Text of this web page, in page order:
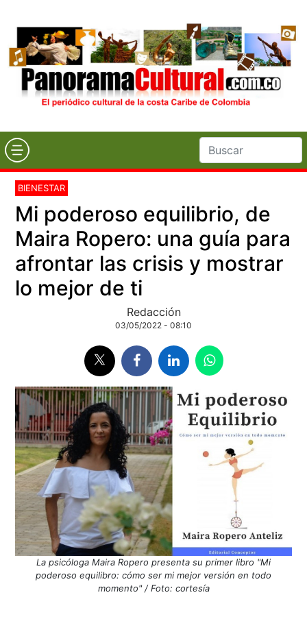
BIENESTAR
Mi poderoso equilibrio, de
Maira Ropero: una guía para
afrontar las crisis y mostrar
lo mejor de ti
Redacción
03/05/2022 - 08:10
La psicóloga Maira Ropero presenta su primer libro "Mi
poderoso equilibro: cómo ser mi mejor versión en todo
momento" / Foto: cortesía